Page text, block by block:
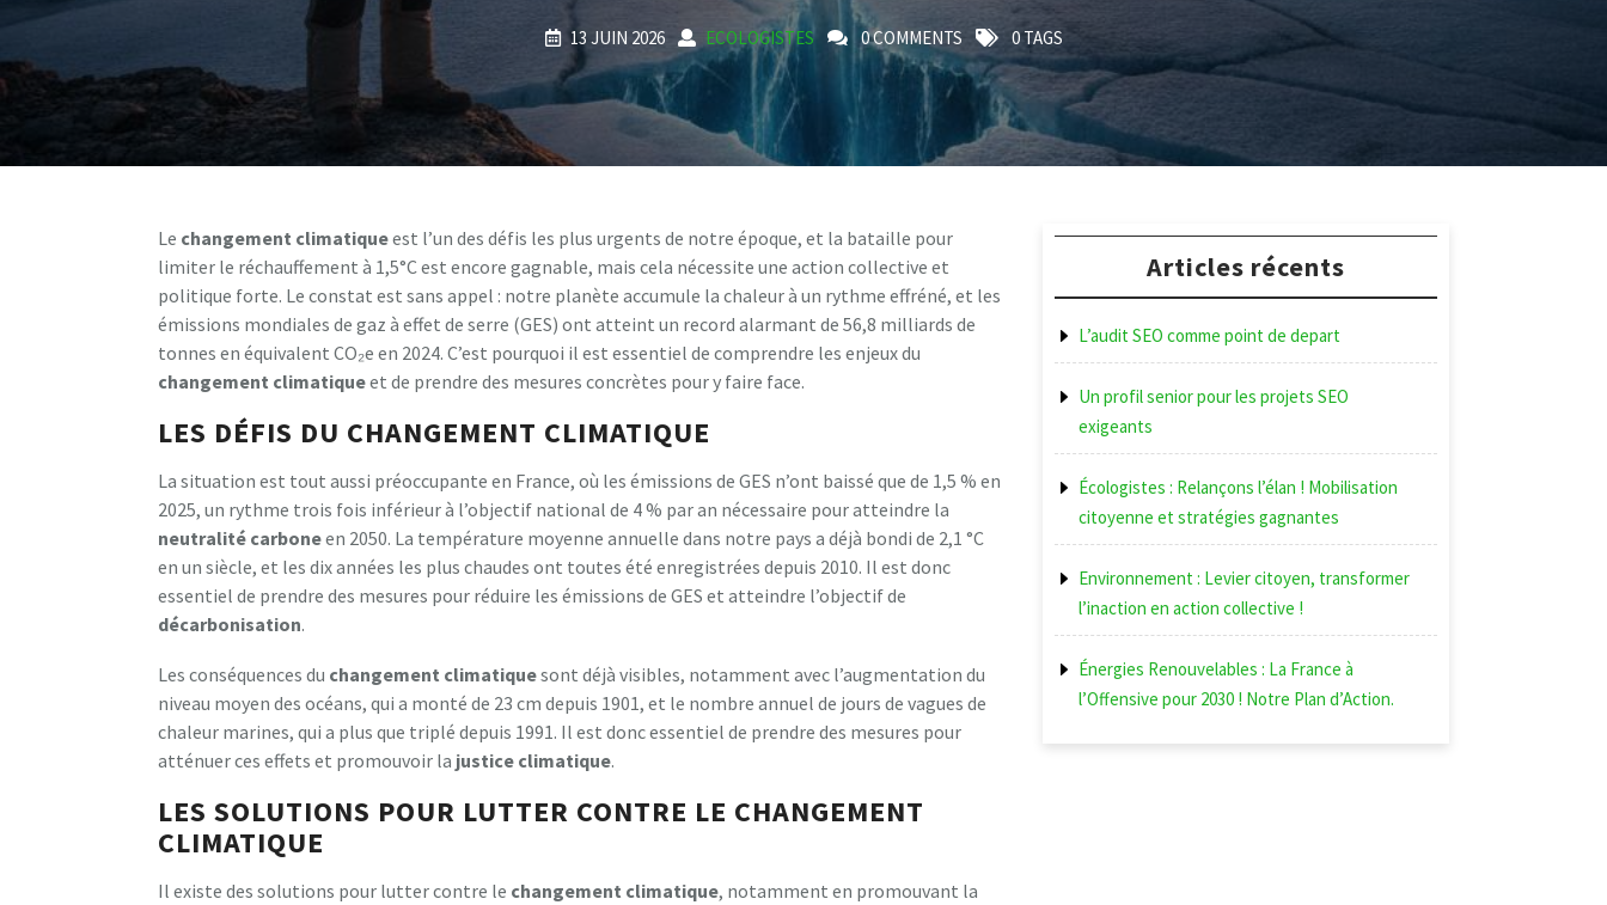
13 JUIN 2026 ECOLOGISTES 0 COMMENTS 0 TAGS
Le changement climatiqueest l’un des défis les plus urgents de notre époque, et la bataille pour
limiter le réchauffement à 1,5°C est encore gagnable, mais cela nécessite une action collective et
politique forte. Le constat est sans appel : notre planète accumule la chaleur à un rythme effréné, et les
émissions mondiales de gaz à effet de serre (GES) ont atteint un record alarmant de 56,8 milliards de
tonnes en équivalent CO₂e en 2024. C’est pourquoi il est essentiel de comprendre les enjeux du
changement climatiqueet de prendre des mesures concrètes pour y faire face.
LES DÉFIS DU CHANGEMENT CLIMATIQUE
La situation est tout aussi préoccupante en France, où les émissions de GES n’ont baissé que de 1,5 % en
2025, un rythme trois fois inférieur à l’objectif national de 4 % par an nécessaire pour atteindre la
neutralité carboneen 2050. La température moyenne annuelle dans notre pays a déjà bondi de 2,1 °C
en un siècle, et les dix années les plus chaudes ont toutes été enregistrées depuis 2010. Il est donc
essentiel de prendre des mesures pour réduire les émissions de GES et atteindre l’objectif de
décarbonisation.
Les conséquences du changement climatiquesont déjà visibles, notamment avec l’augmentation du
niveau moyen des océans, qui a monté de 23 cm depuis 1901, et le nombre annuel de jours de vagues de
chaleur marines, qui a plus que triplé depuis 1991. Il est donc essentiel de prendre des mesures pour
atténuer ces effets et promouvoir la justice climatique.
LES SOLUTIONS POUR LUTTER CONTRE LE CHANGEMENT
CLIMATIQUE
Il existe des solutions pour lutter contre le changement climatique, notamment en promouvant la
Articles récents
L’audit SEO comme point de depart
Un profil senior pour les projets SEO
exigeants
Écologistes : Relançons l’élan ! Mobilisation
citoyenne et stratégies gagnantes
Environnement : Levier citoyen, transformer
l’inaction en action collective !
Énergies Renouvelables : La France à
l’Offensive pour 2030 ! Notre Plan d’Action.